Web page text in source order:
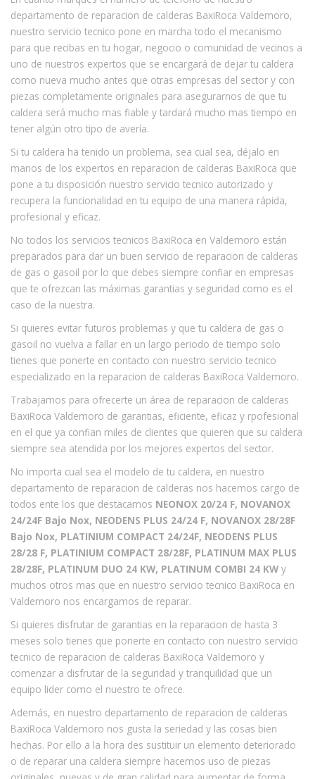
departamento de reparacion de calderas BaxiRoca Valdemoro,
nuestro servicio tecnico pone en marcha todo el mecanismo
para que recibas en tu hogar, negocio o comunidad de vecinos a
uno de nuestros expertos que se encargará de dejar tu caldera
como nueva mucho antes que otras empresas del sector y con
piezas completamente originales para asegurarnos de que tu
caldera será mucho mas fiable y tardará mucho mas tiempo en
tener algún otro tipo de avería.
Si tu caldera ha tenido un problema, sea cual sea, déjalo en
manos de los expertos en reparacion de calderas BaxiRoca que
pone a tu disposición nuestro servicio tecnico autorizado y
recupera la funcionalidad en tu equipo de una manera rápida,
profesional y eficaz.
No todos los servicios tecnicos BaxiRoca en Valdemoro están
preparados para dar un buen servicio de reparacion de calderas
de gas o gasoil por lo que debes siempre confiar en empresas
que te ofrezcan las máximas garantias y seguridad como es el
caso de la nuestra.
Si quieres evitar futuros problemas y que tu caldera de gas o
gasoil no vuelva a fallar en un largo periodo de tiempo solo
tienes que ponerte en contacto con nuestro servicio tecnico
especializado en la reparacion de calderas BaxiRoca Valdemoro.
Trabajamos para ofrecerte un área de reparacion de calderas
BaxiRoca Valdemoro de garantias, eficiente, eficaz y rpofesional
en el que ya confian miles de clientes que quieren que su caldera
siempre sea atendida por los mejores expertos del sector.
No importa cual sea el modelo de tu caldera, en nuestro
departamento de reparacion de calderas nos hacemos cargo de
todos ente los que destacamos NEONOX 20/24 F, NOVANOX
24/24F Bajo Nox, NEODENS PLUS 24/24 F, NOVANOX 28/28F
Bajo Nox, PLATINIUM COMPACT 24/24F, NEODENS PLUS
28/28 F, PLATINIUM COMPACT 28/28F, PLATINUM MAX PLUS
28/28F, PLATINUM DUO 24 KW, PLATINUM COMBI 24 KW y
muchos otros mas que en nuestro servicio tecnico BaxiRoca en
Valdemoro nos encargamos de reparar.
Si quieres disfrutar de garantias en la reparacion de hasta 3
meses solo tienes que ponerte en contacto con nuestro servicio
tecnico de reparacion de calderas BaxiRoca Valdemoro y
comenzar a disfrutar de la seguridad y tranquilidad que un
equipo lider como el nuestro te ofrece.
Además, en nuestro departamento de reparacion de calderas
BaxiRoca Valdemoro nos gusta la seriedad y las cosas bien
hechas. Por ello a la hora des sustituir un elemento deteriorado
o de reparar una caldera siempre hacemos uso de piezas